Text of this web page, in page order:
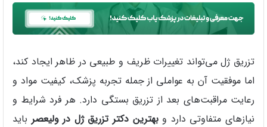
تزریق ژل می‌تواند تغییرات ظریف و طبیعی در ظاهر ایجاد کند،
اما موفقیت آن به عواملی از جمله تجربه پزشک، کیفیت مواد و
رعایت مراقبت‌های بعد از تزریق بستگی دارد. هر فرد شرایط و
نیازهای متفاوتی دارد وبهترین دکتر تزریق ژل در ولیعصر باید